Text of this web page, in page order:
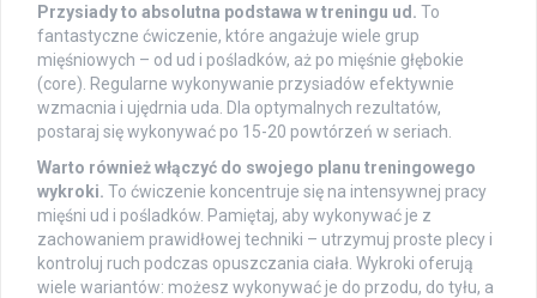
Przysiady to absolutna podstawa w treningu ud. To
fantastyczne ćwiczenie, które angażuje wiele grup
mięśniowych – od ud i pośladków, aż po mięśnie głębokie
(core). Regularne wykonywanie przysiadów efektywnie
wzmacnia i ujędrnia uda. Dla optymalnych rezultatów,
postaraj się wykonywać po 15-20 powtórzeń w seriach.
Warto również włączyć do swojego planu treningowego
wykroki. To ćwiczenie koncentruje się na intensywnej pracy
mięśni ud i pośladków. Pamiętaj, aby wykonywać je z
zachowaniem prawidłowej techniki – utrzymuj proste plecy i
kontroluj ruch podczas opuszczania ciała. Wykroki oferują
wiele wariantów: możesz wykonywać je do przodu, do tyłu, a